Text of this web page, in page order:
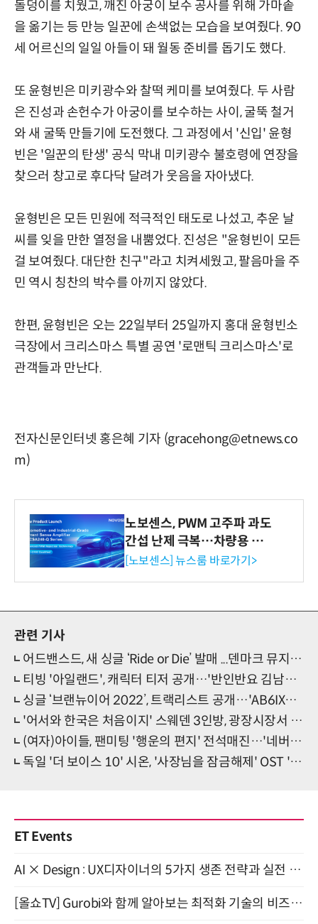
돌덩이를 치웠고, 깨진 아궁이 보수 공사를 위해 가마솥
을 옮기는 등 만능 일꾼에 손색없는 모습을 보여줬다. 90
세 어르신의 일일 아들이 돼 월동 준비를 돕기도 했다.
또 윤형빈은 미키광수와 찰떡 케미를 보여줬다. 두 사람
은 진성과 손헌수가 아궁이를 보수하는 사이, 굴뚝 철거
와 새 굴뚝 만들기에 도전했다. 그 과정에서 '신입' 윤형
빈은 '일꾼의 탄생' 공식 막내 미키광수 불호령에 연장을
찾으러 창고로 후다닥 달려가 웃음을 자아냈다.
윤형빈은 모든 민원에 적극적인 태도로 나섰고, 추운 날
씨를 잊을 만한 열정을 내뿜었다. 진성은 "윤형빈이 모든
걸 보여줬다. 대단한 친구"라고 치켜세웠고, 팔음마을 주
민 역시 칭찬의 박수를 아끼지 않았다.
한편, 윤형빈은 오는 22일부터 25일까지 홍대 윤형빈소
극장에서 크리스마스 특별 공연 '로맨틱 크리스마스'로
관객들과 만난다.
전자신문인터넷 홍은혜 기자 (gracehong@etnews.co
m)
노보센스, PWM 고주파 과도
간섭 난제 극복…차량용 전
류 감지 증폭기
[노보센스] 뉴스룸 바로가기>
관련 기사
어드밴스드, 새 싱글 ‘Ride or Die’ 발매 ...덴마크 뮤지션 Daniel Schulz와 컬래버
티빙 '아일랜드', 캐릭터 티저 공개…'반인반요 김남길↔상속녀 이다희, 누나바라기 차은우'
싱글 ‘브랜뉴이어 2022’, 트랙리스트 공개…'AB6IX→한해' 브랜뉴 힙합호흡
'어서와 한국은 처음이지' 스웨덴 3인방, 광장시장서 '먹방 파티'
(여자)아이들, 팬미팅 '행운의 편지' 전석매진…'네버랜드♡아이들 완벽 새해'
독일 '더 보이스 10' 시온, '사장님을 잠금해제' OST '라이 투 미' 오늘(15일) 발매
ET Events
AI × Design : UX디자이너의 5가지 생존 전략과 실전 대응 8월 28일 개최
[올쇼TV] Gurobi와 함께 알아보는 최적화 기술의 비즈니스 활용 (8월 20일 생방송)